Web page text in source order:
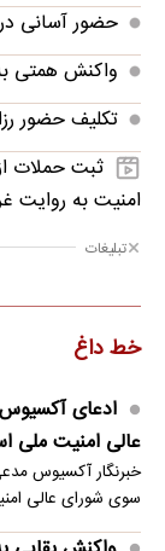
حضور آسانی
واکنش همتی به
تکلیف حضور
ثبت حملات
امنیت به روایت
تبلیغات
خط داغ
ادعای آکسیوس:
عالی امنیت ملی
خبرنگار آکسیوس مدعی
سوی شورای عالی